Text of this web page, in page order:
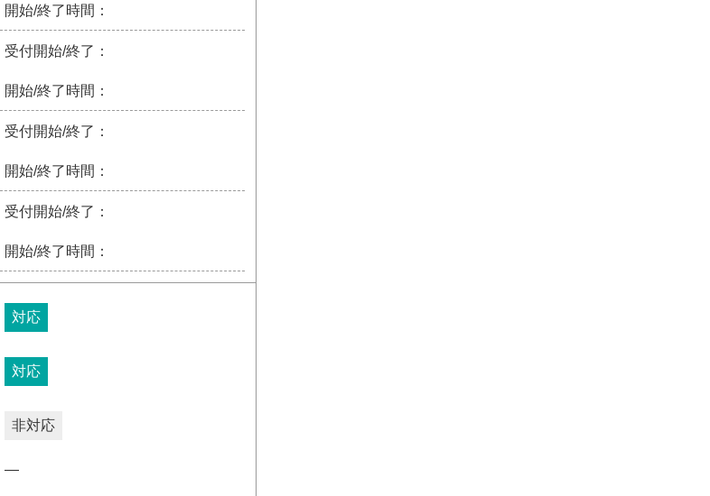
開始/終了時間：
受付開始/終了：
開始/終了時間：
受付開始/終了：
開始/終了時間：
受付開始/終了：
開始/終了時間：
対応
対応
非対応
―